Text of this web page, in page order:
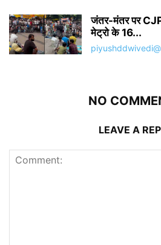
जंतर-मंतर पर
मेट्रो के 16...
NO
LEAVE A